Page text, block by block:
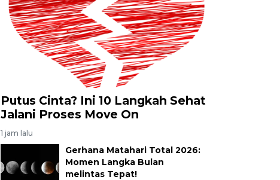
Putus Cinta? Ini 10 Langkah Sehat
Jalani Proses Move On
1 jam lalu
Gerhana Matahari Total 2026:
Momen Langka Bulan
melintas Tepat!